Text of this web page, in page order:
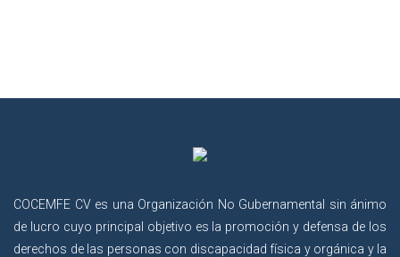
COCEMFE CV es una Organización No Gubernamental sin ánimo
de lucro cuyo principal objetivo es la promoción y defensa de los
derechos de las personas con discapacidad física y orgánica y la